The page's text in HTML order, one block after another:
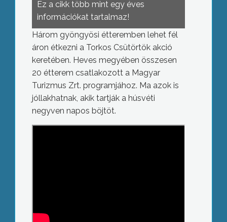
Ez a cikk több mint egy éves
információkat tartalmaz!
Három gyöngyösi étteremben lehet fél
áron étkezni a Torkos Csütörtök akció
keretében. Heves megyében összesen
20 étterem csatlakozott a Magyar
Turizmus Zrt. programjához. Ma azok is
jóllakhatnak, akik tartják a húsvéti
negyven napos böjtöt.